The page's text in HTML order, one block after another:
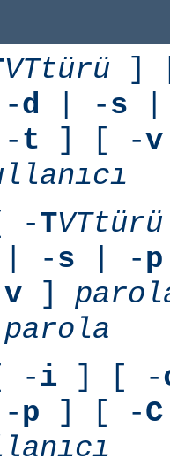
VTtürü ]
d | -s
t ] [ -v
-TVTtürü
| -s | -p
v ]
parola
-i ] [ -
p ] [ -C